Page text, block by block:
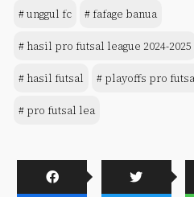
# unggul fc # fafage banua
# hasil pro futsal league 2024-2025
# hasil futsal # playoffs pro
# pro futsal lea